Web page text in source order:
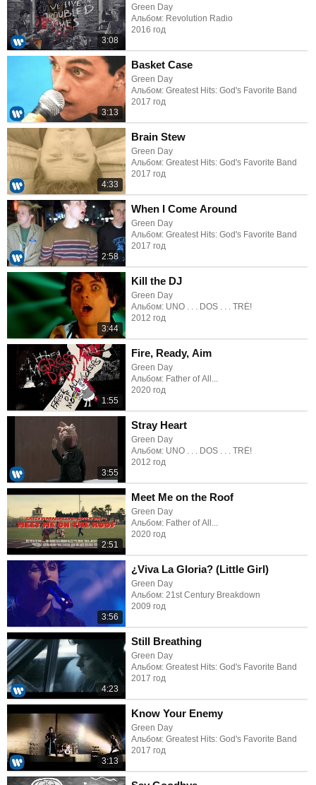
3:08
Green Day
Альбом: Revolution Radio
2016 год
3:13
Basket Case
Green Day
Альбом: Greatest Hits: God's Favorite Band
2017 год
4:33
Brain Stew
Green Day
Альбом: Greatest Hits: God's Favorite Band
2017 год
2:58
When I Come Around
Green Day
Альбом: Greatest Hits: God's Favorite Band
2017 год
3:44
Kill the DJ
Green Day
Альбом: UNO . . . DOS . . . TRÉ!
2012 год
1:55
Fire, Ready, Aim
Green Day
Альбом: Father of All...
2020 год
3:55
Stray Heart
Green Day
Альбом: UNO . . . DOS . . . TRÉ!
2012 год
2:51
Meet Me on the Roof
Green Day
Альбом: Father of All...
2020 год
3:56
¿Viva La Gloria? (Little Girl)
Green Day
Альбом: 21st Century Breakdown
2009 год
4:23
Still Breathing
Green Day
Альбом: Greatest Hits: God's Favorite Band
2017 год
3:13
Know Your Enemy
Green Day
Альбом: Greatest Hits: God's Favorite Band
2017 год